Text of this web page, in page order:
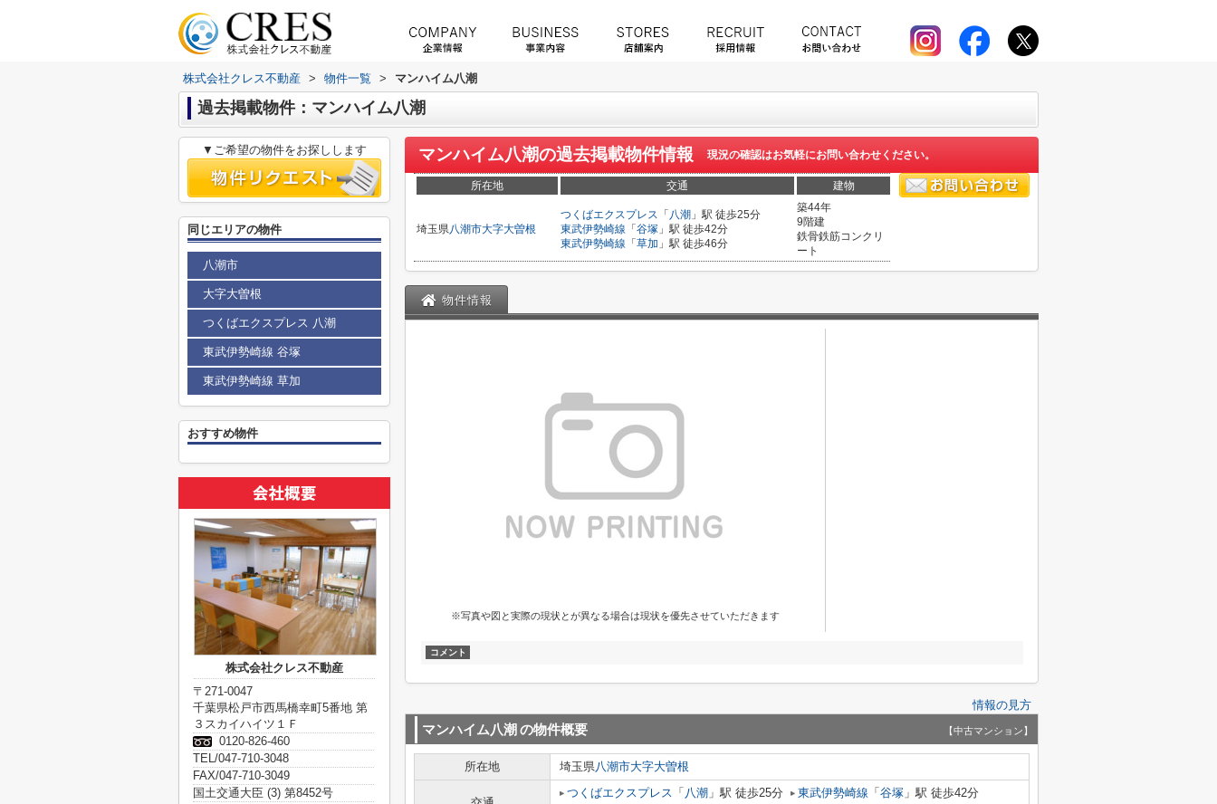
株式会社クレス不動産 > 物件一覧 > マンハイム八潮
過去掲載物件：マンハイム八潮
マンハイム八潮の過去掲載物件情報 現況の確認はお気軽にお問い合わせください。
所在地 交通 建物
埼玉県八潮市大字大曽根
つくばエクスプレス 「 八潮 」駅 徒歩25分
東武伊勢崎線 「 谷塚 」駅 徒歩42分
東武伊勢崎線 「 草加 」駅 徒歩46分
築44年
9階建
鉄骨鉄筋コンクリ
ート
物件情報
※写真や図と実際の現状とが異なる場合は現状を優先させていただきます
コメント
情報の見方
マンハイム八潮 の物件概要 【中古マンション】
所在地 埼玉県八潮市大字大曽根
つくばエクスプレス 「 八潮 」駅 徒歩25分 東武伊勢崎線 「 谷塚 」駅 徒歩42分
▼ご希望の物件をお探しします
同じエリアの物件
八潮市
大字大曽根
つくばエクスプレス 八潮
東武伊勢崎線 谷塚
東武伊勢崎線 草加
おすすめ物件
株式会社クレス不動産
〒271-0047
千葉県松戸市西馬橋幸町5番地 第
３スカイハイツ１Ｆ
0120-826-460
TEL/047-710-3048
FAX/047-710-3049
国土交通大臣 (3) 第8452号